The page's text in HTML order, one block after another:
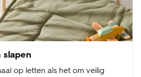
slapen
op letten als het om veilig